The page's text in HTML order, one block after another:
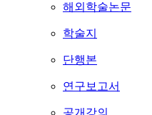
해외학술논문
학술지
단행본
연구보고서